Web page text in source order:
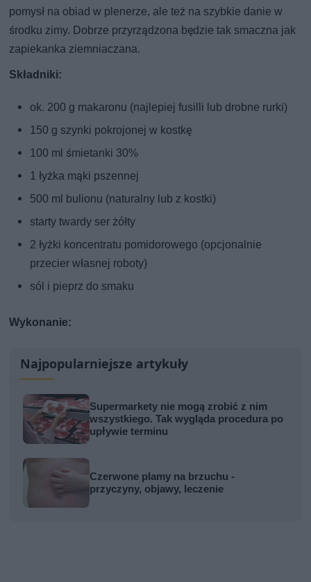
pomysł na obiad w plenerze, ale też na szybkie danie w
środku zimy. Dobrze przyrządzona będzie tak smaczna jak
zapiekanka ziemniaczana.
Składniki:
ok. 200 g makaronu (najlepiej fusilli lub drobne rurki)
150 g szynki pokrojonej w kostkę
100 ml śmietanki 30%
1 łyżka mąki pszennej
500 ml bulionu (naturalny lub z kostki)
starty twardy ser żółty
2 łyżki koncentratu pomidorowego (opcjonalnie
przecier własnej roboty)
sól i pieprz do smaku
Wykonanie:
Najpopularniejsze artykuły
Supermarkety nie mogą zrobić z nim
wszystkiego. Tak wygląda procedura po
upływie terminu
Czerwone plamy na brzuchu -
przyczyny, objawy, leczenie